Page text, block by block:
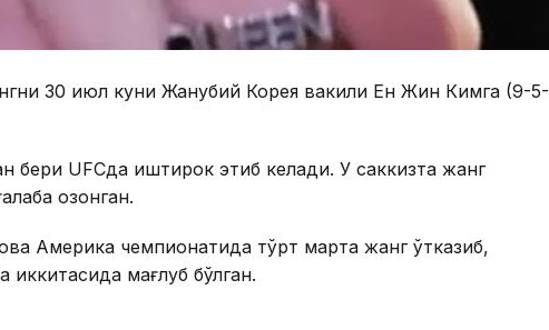
30 июл куни Жанубий Корея вакили Ен Жин Кимга (9-5-
бери UFCда иштирок этиб келади. У саккизта жанг
қозонган.
Америка чемпионатида тўрт марта жанг ўтказиб,
иккитасида мағлуб бўлган.